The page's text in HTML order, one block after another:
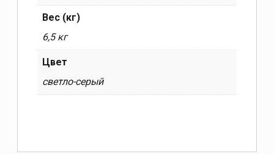
Вес (кг)
6,5 кг
Цвет
светло-серый